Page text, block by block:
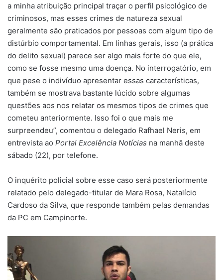
a minha atribuição principal traçar o perfil psicológico de
criminosos, mas esses crimes de natureza sexual
geralmente são praticados por pessoas com algum tipo de
distúrbio comportamental. Em linhas gerais, isso (a prática
do delito sexual) parece ser algo mais forte do que ele,
como se fosse mesmo uma doença. No interrogatório, em
que pese o indivíduo apresentar essas características,
também se mostrava bastante lúcido sobre algumas
questões aos nos relatar os mesmos tipos de crimes que
cometeu anteriormente. Isso foi o que mais me
surpreendeu”, comentou o delegado Rafhael Neris, em
entrevista ao Portal Excelência Notícias na manhã deste
sábado (22), por telefone.
O inquérito policial sobre esse caso será posteriormente
relatado pelo delegado-titular de Mara Rosa, Natalício
Cardoso da Silva, que responde também pelas demandas
da PC em Campinorte.